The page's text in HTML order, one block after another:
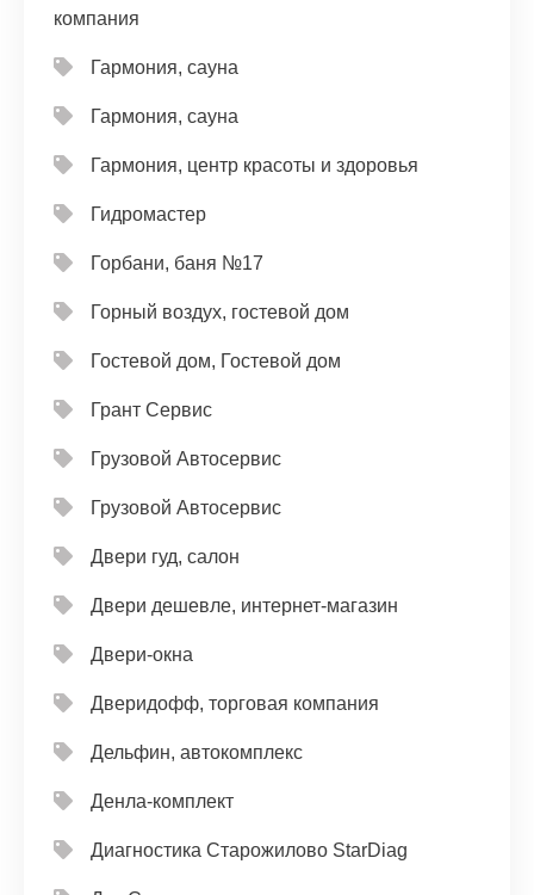
компания
Гармония, сауна
Гармония, сауна
Гармония, центр красоты и здоровья
Гидромастер
Горбани, баня №17
Горный воздух, гостевой дом
Гостевой дом, Гостевой дом
Грант Сервис
Грузовой Автосервис
Грузовой Автосервис
Двери гуд, салон
Двери дешевле, интернет-магазин
Двери-окна
Дверидофф, торговая компания
Дельфин, автокомплекс
Денла-комплект
Диагностика Старожилово StarDiag